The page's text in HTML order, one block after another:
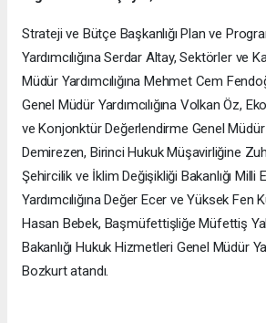
Strateji ve Bütçe Başkanlığı Plan ve
Yardımcılığına Serdar Altay, Sektörler ve
Müdür Yardımcılığına Mehmet Cem
Genel Müdür Yardımcılığına Volkan Öz,
ve Konjonktür Değerlendirme Genel Müdür
Demirezen, Birinci Hukuk Müşavirliğine
Şehircilik ve İklim Değişikliği Bakanlığı Milli
Yardımcılığına Değer Ecer ve Yüksek Fen
Hasan Bebek, Başmüfettişliğe Müfettiş
Bakanlığı Hukuk Hizmetleri Genel Müdür
Bozkurt atandı.